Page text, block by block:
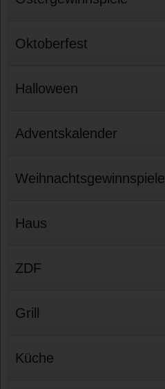
Oktoberfest
Halloween
Adventskalender
Weihnachtsgewinnspiele
Haus
ZDF
Grill
Küche